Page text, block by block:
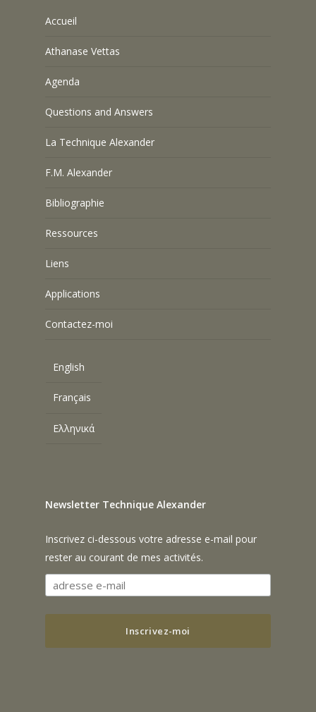
Accueil
Athanase Vettas
Agenda
Questions and Answers
La Technique Alexander
F.M. Alexander
Bibliographie
Ressources
Liens
Applications
Contactez-moi
English
Français
Ελληνικά
Newsletter Technique Alexander
Inscrivez ci-dessous votre adresse e-mail pour
rester au courant de mes activités.